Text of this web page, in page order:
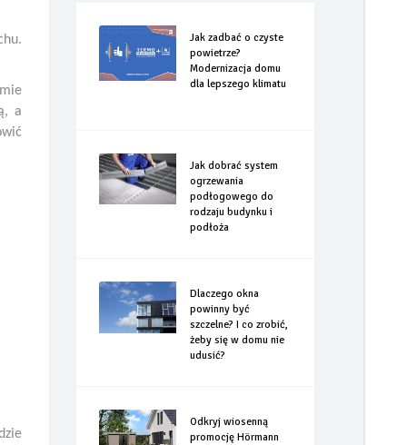
a
Jak zadbać o czyste
powietrze?
Modernizacja domu
dla lepszego klimatu
Jak dobrać system
ogrzewania
podłogowego do
rodzaju budynku i
podłoża
Dlaczego okna
powinny być
szczelne? I co zrobić,
żeby się w domu nie
udusić?
Odkryj wiosenną
promocję Hörmann